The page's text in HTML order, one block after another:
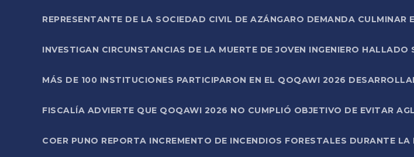
REPRESENTANTE DE LA SOCIEDAD CIVIL DE AZÁNGARO DEMANDA CULMINAR
INVESTIGAN CIRCUNSTANCIAS DE LA MUERTE DE JOVEN INGENIERO
MÁS DE 100 INSTITUCIONES PARTICIPARON EN EL QOQAWI 2026
FISCALÍA ADVIERTE QUE QOQAWI 2026 NO CUMPLIÓ OBJETIVO DE EVITAR
COER PUNO REPORTA INCREMENTO DE INCENDIOS FORESTALES DURANTE LA